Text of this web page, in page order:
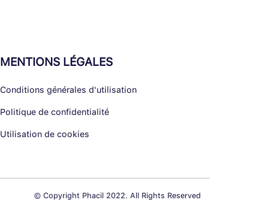
MENTIONS LÉGALES
Conditions générales d'utilisation
Politique de confidentialité
Utilisation de cookies
© Copyright Phacil 2022. All Rights Reserved